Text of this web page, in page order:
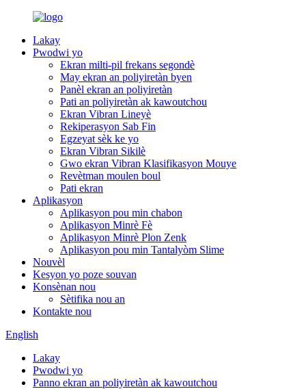
Lakay
Pwodwi yo
Ekran milti-pil frekans segondè
May ekran an poliyiretàn byen
Panèl ekran an poliyiretàn
Pati an poliyiretàn ak kawoutchou
Ekran Vibran Lineyè
Rekiperasyon Sab Fin
Egzeyat sèk ke yo
Ekran Vibran Sikilè
Gwo ekran Vibran Klasifikasyon Mouye
Revètman moulen boul
Pati ekran
Aplikasyon
Aplikasyon pou min chabon
Aplikasyon Minrè Fè
Aplikasyon Minrè Plon Zenk
Aplikasyon pou min Tantalyòm Slime
Nouvèl
Kesyon yo poze souvan
Konsènan nou
Sètifika nou an
Kontakte nou
English
Lakay
Pwodwi yo
Panno ekran an poliyiretàn ak kawoutchou